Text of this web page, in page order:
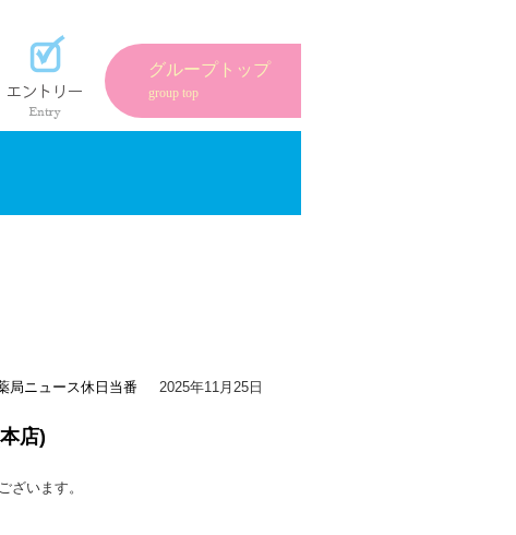
グループトップ
group top
の紹介 エントリーフォーム
2025年11月25日
局ニュース休日当番
店)
ざいます。